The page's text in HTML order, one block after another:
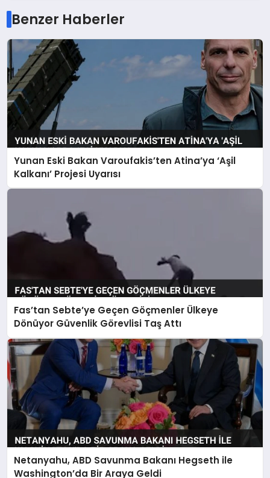
Benzer Haberler
Yunan Eski Bakan Varoufakis’ten Atina’ya ‘Aşil
Kalkanı’ Projesi Uyarısı
Fas’tan Sebte’ye Geçen Göçmenler Ülkeye
Dönüyor Güvenlik Görevlisi Taş Attı
Netanyahu, ABD Savunma Bakanı Hegseth ile
Washington’da Bir Araya Geldi